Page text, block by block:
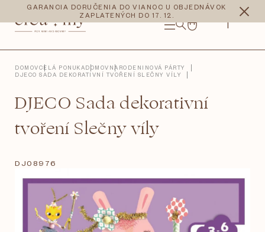
obsah
GARANCIA DORUČENIA DO VIANOC U OBJEDNÁVOK
ZAPLATENÝCH DO 17. 12.
NÁKUPNÝ
CZK EUR
DOMOVCELÁ PONUKADOMOV NARODENINOVÁ PÁRTY
DJECO SADA DEKORATIVNÍ TVOŘENÍ SLEČNY VÍLY
DJECO Sada dekorativní
tvoření Slečny víly
DJ08976